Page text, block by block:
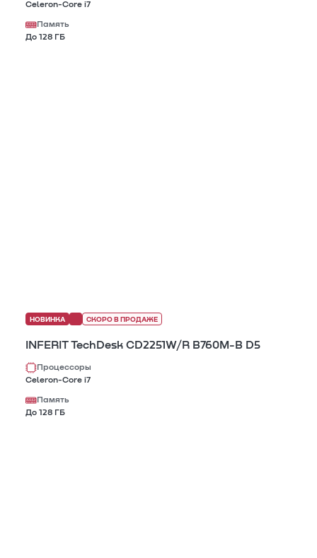
Celeron-Core i7
Память
До 128 ГБ
НОВИНКА СКОРО В ПРОДАЖЕ
INFERIT TechDesk CD2251W/R B760M-B D5
Процессоры
Celeron-Core i7
Память
До 128 ГБ